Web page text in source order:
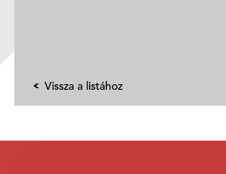
Vissza a listához